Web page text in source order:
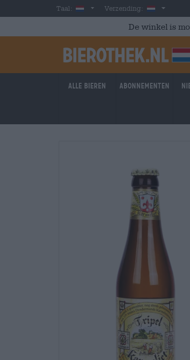
Skip to main content
Taal: DutchVerzending: Nederland
De winkel is
Alle bieren Abonnementen